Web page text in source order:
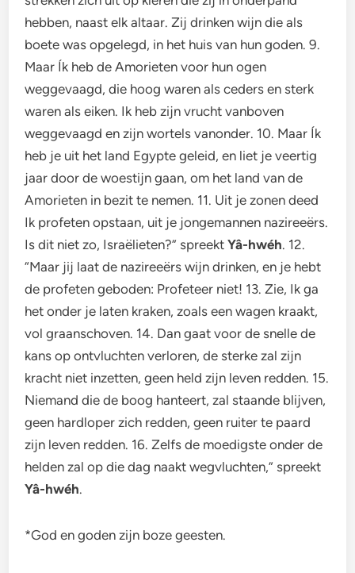
hebben, naast elk altaar. Zij drinken wijn die als
boete was opgelegd, in het huis van hun goden. 9.
Maar Ík heb de Amorieten voor hun ogen
weggevaagd, die hoog waren als ceders en sterk
waren als eiken. Ik heb zijn vrucht vanboven
weggevaagd en zijn wortels vanonder. 10. Maar Ík
heb je uit het land Egypte geleid, en liet je veertig
jaar door de woestijn gaan, om het land van de
Amorieten in bezit te nemen. 11. Uit je zonen deed
Ik profeten opstaan, uit je jongemannen nazireeërs.
Is dit niet zo, Israëlieten?” spreektYâ-hwéh. 12.
“Maar jij laat de nazireeërs wijn drinken, en je hebt
de profeten geboden: Profeteer niet! 13. Zie, Ik ga
het onder je laten kraken, zoals een wagen kraakt,
vol graanschoven. 14. Dan gaat voor de snelle de
kans op ontvluchten verloren, de sterke zal zijn
kracht niet inzetten, geen held zijn leven redden. 15.
Niemand die de boog hanteert, zal staande blijven,
geen hardloper zich redden, geen ruiter te paard
zijn leven redden. 16. Zelfs de moedigste onder de
helden zal op die dag naakt wegvluchten,” spreekt
Yâ-hwéh.
*God en goden zijn boze geesten.